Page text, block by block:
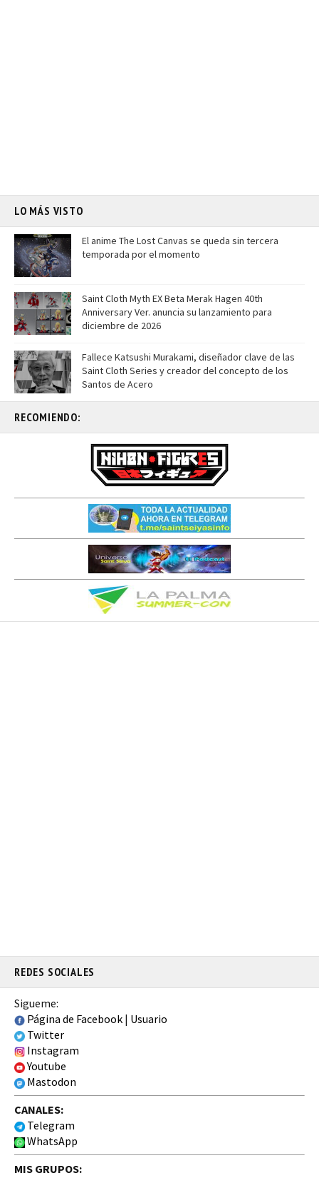
LO MÁS VISTO
El anime The Lost Canvas se queda sin tercera
temporada por el momento
Saint Cloth Myth EX Beta Merak Hagen 40th
Anniversary Ver. anuncia su lanzamiento para
diciembre de 2026
Fallece Katsushi Murakami, diseñador clave de las
Saint Cloth Series y creador del concepto de los
Santos de Acero
RECOMIENDO:
REDES SOCIALES
Sigueme:
Página de Facebook | Usuario
Twitter
Instagram
Youtube
Mastodon
CANALES:
Telegram
WhatsApp
MIS GRUPOS: